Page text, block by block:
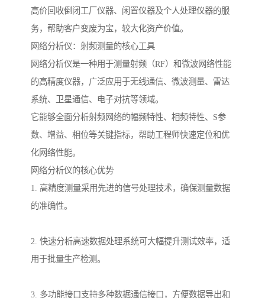
高价回收倒闭工厂仪器、闲置仪器及个人处理仪器的服
务，帮助客户变废为宝，较大化资产价值。
网络分析仪：射频测量的核心工具
网络分析仪是一种用于测量射频（RF）和微波网络性能
的高精度仪器，广泛应用于无线通信、微波测量、雷达
系统、卫星通信、电子对抗等领域。
它能够全面分析射频网络的幅频特性、相频特性、S参
数、增益、相位等关键指标，帮助工程师快速定位和优
化网络性能。
网络分析仪的核心优势
1. 高精度测量采用先进的信号处理技术，确保测量数据
的准确性。
2. 快速分析高速数据处理系统可大幅提升测试效率，适
用于批量生产检测。
3. 多功能接口支持多种数据通信接口，方便数据导出和